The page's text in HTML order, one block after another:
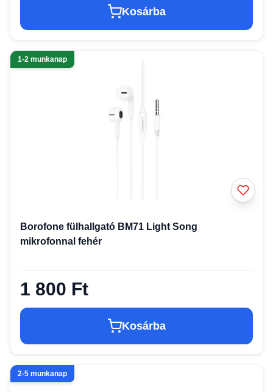
Kosárba
1-2 munkanap
Borofone fülhallgató BM71 Light Song
mikrofonnal fehér
1 800 Ft
Kosárba
2-5 munkanap